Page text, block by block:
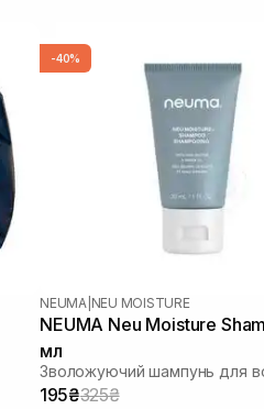
-40%
NEUMA NEU MOISTURE
NEUMA Neu Moisture
мл
Зволожуючий шампунь для
195₴325₴